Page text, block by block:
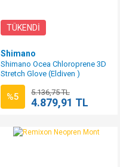
TÜKENDİ
Shimano
Shimano Ocea Chloroprene 3D
Stretch Glove (Eldiven )
%5 5.136,75 TL
4.879,91 TL